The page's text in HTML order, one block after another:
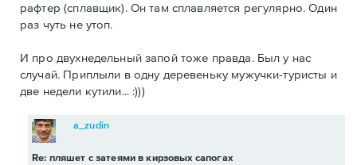
рафтер (сплавщик). Он там сплавляется регулярно. Один
раз чуть не утоп.
И про двухнедельный запой тоже правда. Был у нас
случай. Приплыли в одну деревеньку мужучки-туристы и
две недели кутили... :)))
Re: пляшет с затеями в кирзовых сапогах
a_zudin